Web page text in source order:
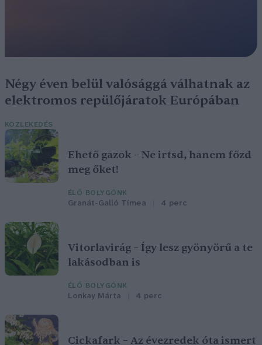
Négy éven belül valósággá válhatnak az
elektromos repülőjáratok Európában
KÖZLEKEDÉS
Ehető gazok – Ne irtsd, hanem főzd
meg őket!
ÉLŐ BOLYGÓNK
Granát-Galló Tímea 4 perc
Vitorlavirág – Így lesz gyönyörű a te
lakásodban is
ÉLŐ BOLYGÓNK
Lonkay Márta 4 perc
Cickafark – Az évezredek óta ismert